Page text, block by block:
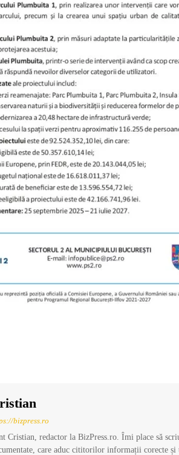
bizpress.ro
Cristian, redactor la BizPress.ro. Îmi place să
care aduc cititorilor informații corecte și